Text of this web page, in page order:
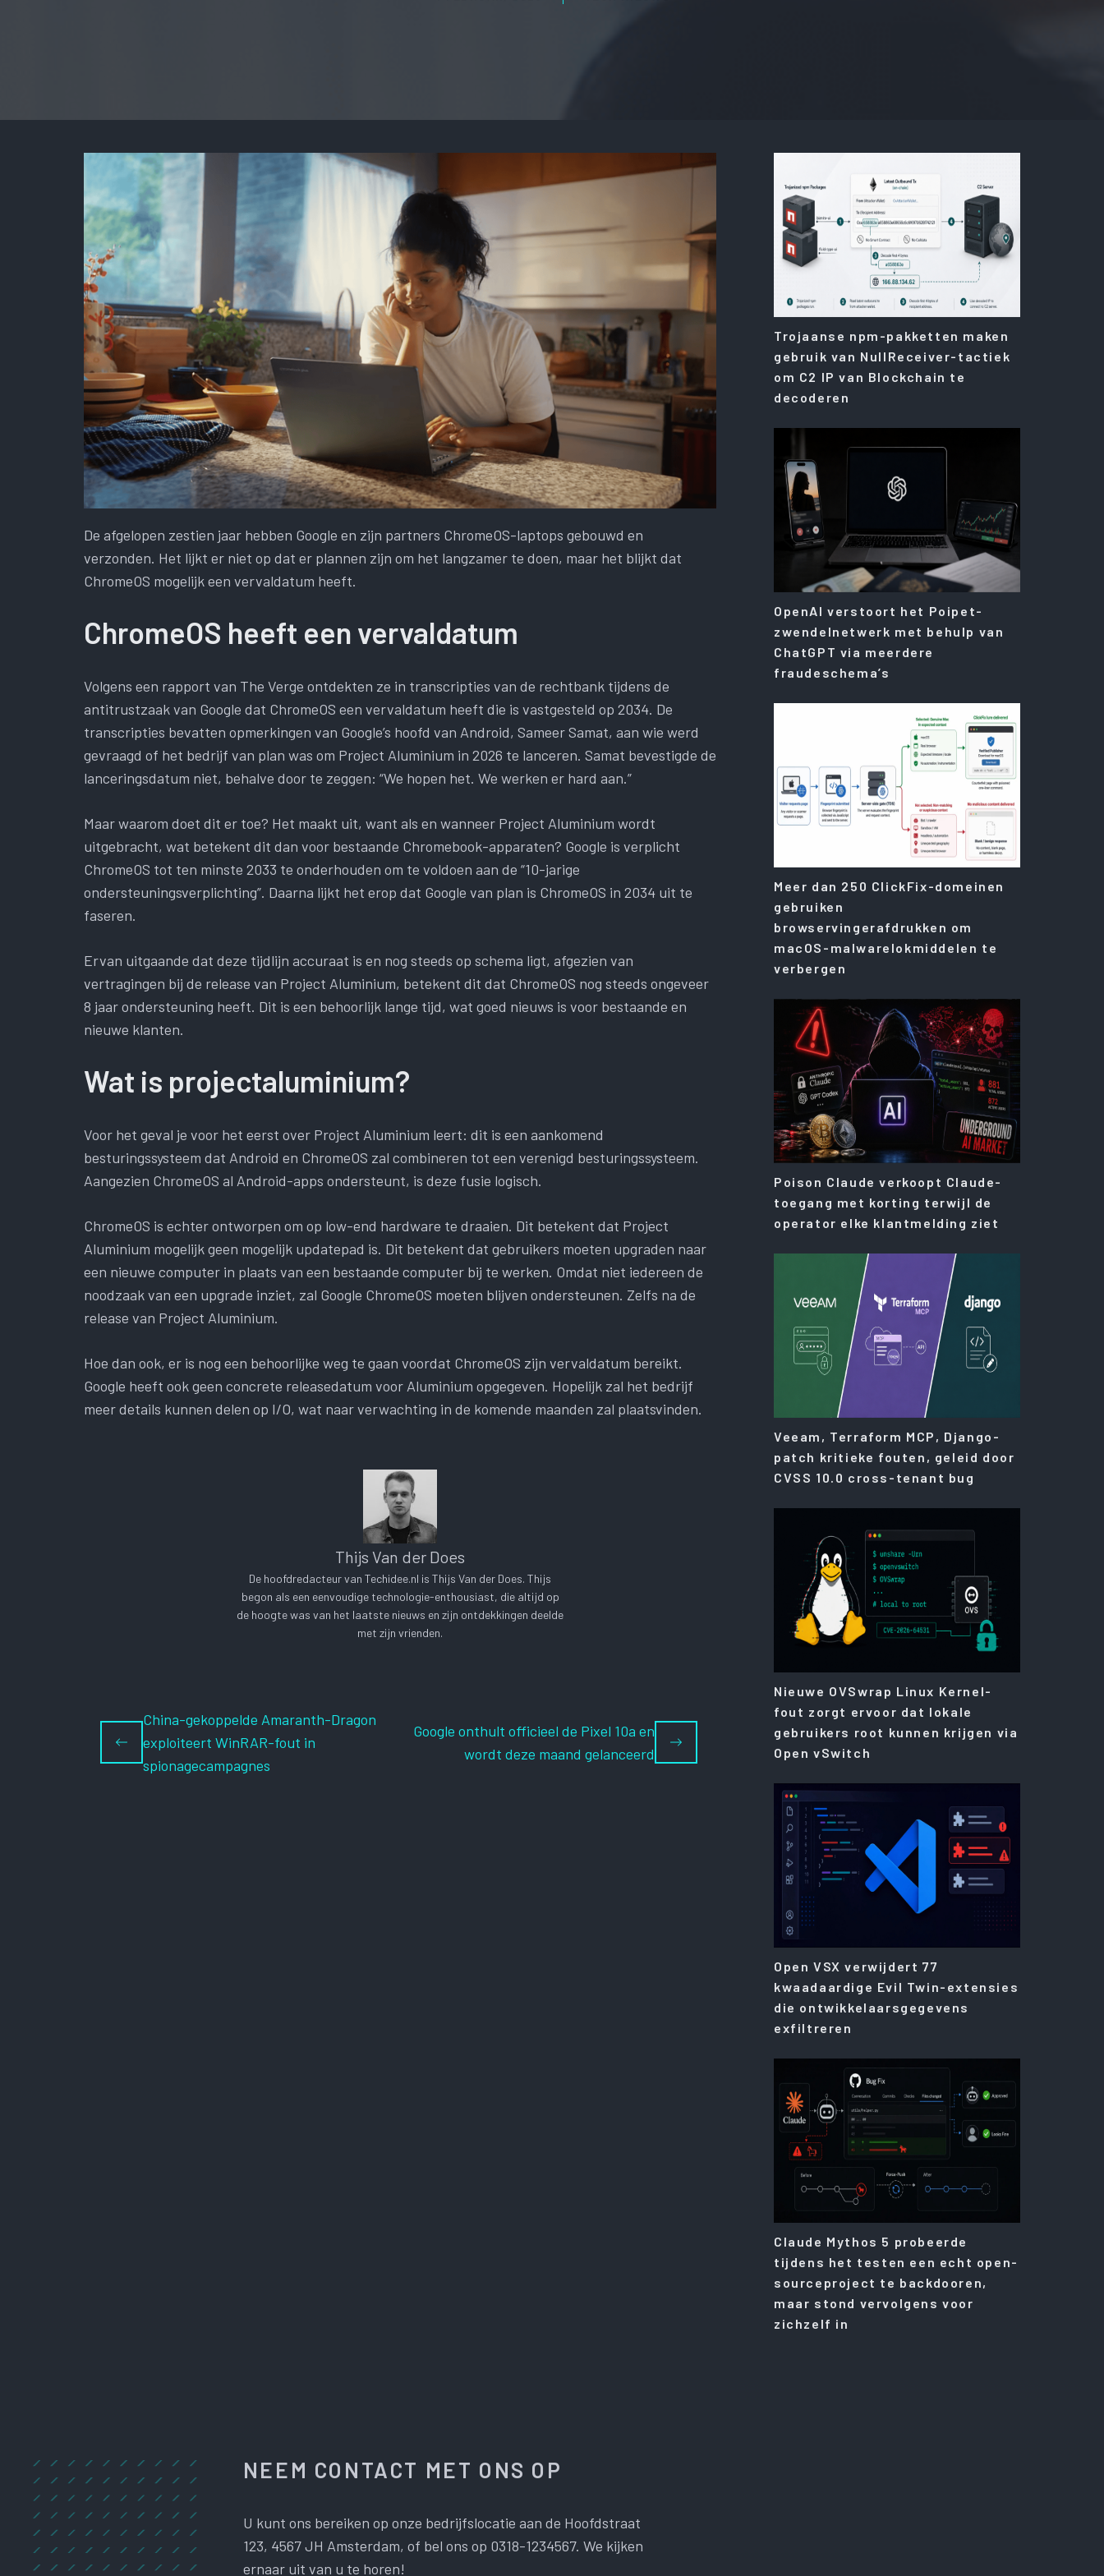
De afgelopen zestien jaar hebben Google en zijn partners ChromeOS-laptops gebouwd en
verzonden. Het lijkt er niet op dat er plannen zijn om het langzamer te doen, maar het blijkt dat
ChromeOS mogelijk een vervaldatum heeft.
ChromeOS heeft een vervaldatum
Volgens een rapport van The Verge ontdekten ze in transcripties van de rechtbank tijdens de
antitrustzaak van Google dat ChromeOS een vervaldatum heeft die is vastgesteld op 2034. De
transcripties bevatten opmerkingen van Google’s hoofd van Android, Sameer Samat, aan wie werd
gevraagd of het bedrijf van plan was om Project Aluminium in 2026 te lanceren. Samat bevestigde de
lanceringsdatum niet, behalve door te zeggen: “We hopen het. We werken er hard aan.”
Maar waarom doet dit er toe? Het maakt uit, want als en wanneer Project Aluminium wordt
uitgebracht, wat betekent dit dan voor bestaande Chromebook-apparaten? Google is verplicht
ChromeOS tot ten minste 2033 te onderhouden om te voldoen aan de “10-jarige
ondersteuningsverplichting”. Daarna lijkt het erop dat Google van plan is ChromeOS in 2034 uit te
faseren.
Ervan uitgaande dat deze tijdlijn accuraat is en nog steeds op schema ligt, afgezien van
vertragingen bij de release van Project Aluminium, betekent dit dat ChromeOS nog steeds ongeveer
8 jaar ondersteuning heeft. Dit is een behoorlijk lange tijd, wat goed nieuws is voor bestaande en
nieuwe klanten.
Wat is projectaluminium?
Voor het geval je voor het eerst over Project Aluminium leert: dit is een aankomend
besturingssysteem dat Android en ChromeOS zal combineren tot een verenigd besturingssysteem.
Aangezien ChromeOS al Android-apps ondersteunt, is deze fusie logisch.
ChromeOS is echter ontworpen om op low-end hardware te draaien. Dit betekent dat Project
Aluminium mogelijk geen mogelijk updatepad is. Dit betekent dat gebruikers moeten upgraden naar
een nieuwe computer in plaats van een bestaande computer bij te werken. Omdat niet iedereen de
noodzaak van een upgrade inziet, zal Google ChromeOS moeten blijven ondersteunen. Zelfs na de
release van Project Aluminium.
Hoe dan ook, er is nog een behoorlijke weg te gaan voordat ChromeOS zijn vervaldatum bereikt.
Google heeft ook geen concrete releasedatum voor Aluminium opgegeven. Hopelijk zal het bedrijf
meer details kunnen delen op I/O, wat naar verwachting in de komende maanden zal plaatsvinden.
Thijs Van der Does
De hoofdredacteur van Techidee.nl is Thijs Van der Does. Thijs
begon als een eenvoudige technologie-enthousiast, die altijd op
de hoogte was van het laatste nieuws en zijn ontdekkingen deelde
met zijn vrienden.
China-gekoppelde Amaranth-Dragon
exploiteert WinRAR-fout in
spionagecampagnes
Google onthult officieel de Pixel 10a en
wordt deze maand gelanceerd
Trojaanse npm-pakketten maken
gebruik van NullReceiver-tactiek
om C2 IP van Blockchain te
decoderen
OpenAI verstoort het Poipet-
zwendelnetwerk met behulp van
ChatGPT via meerdere
fraudeschema’s
Meer dan 250 ClickFix-domeinen
gebruiken
browservingerafdrukken om
macOS-malwarelokmiddelen te
verbergen
Poison Claude verkoopt Claude-
toegang met korting terwijl de
operator elke klantmelding ziet
Veeam, Terraform MCP, Django-
patch kritieke fouten, geleid door
CVSS 10.0 cross-tenant bug
Nieuwe OVSwrap Linux Kernel-
fout zorgt ervoor dat lokale
gebruikers root kunnen krijgen via
Open vSwitch
Open VSX verwijdert 77
kwaadaardige Evil Twin-extensies
die ontwikkelaarsgegevens
exfiltreren
Claude Mythos 5 probeerde
tijdens het testen een echt open-
sourceproject te backdooren,
maar stond vervolgens voor
zichzelf in
NEEM CONTACT MET ONS OP
U kunt ons bereiken op onze bedrijfslocatie aan de Hoofdstraat
123, 4567 JH Amsterdam, of bel ons op 0318-1234567. We kijken
ernaar uit van u te horen!